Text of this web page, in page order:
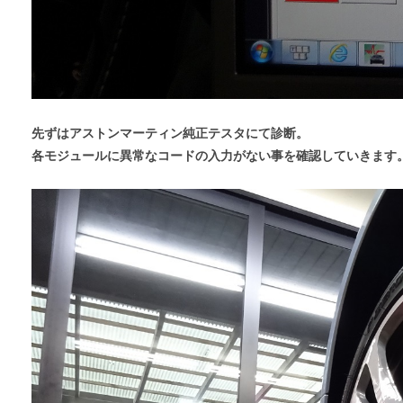
先ずはアストンマーティン純正テスタにて診断。
各モジュールに異常なコードの入力がない事を確認していきます